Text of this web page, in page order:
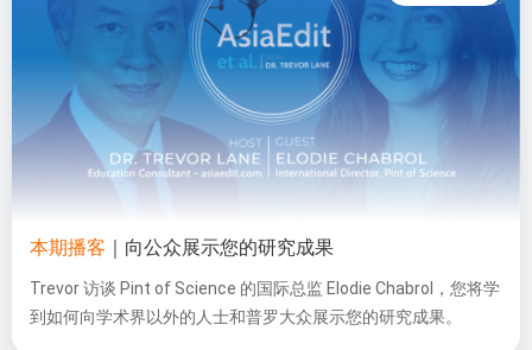
本期播客 ｜向公众展示您的研究成果
Trevor访谈 Pint of Science 的国际总监 E lodie Chabrol
，您将学
到如何向学术界以外的人士和普罗大众展示您的研究成果。